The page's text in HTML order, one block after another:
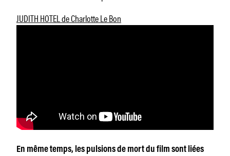
JUDITH HOTEL de Charlotte Le Bon
En même temps, les pulsions de mort du film sont liées